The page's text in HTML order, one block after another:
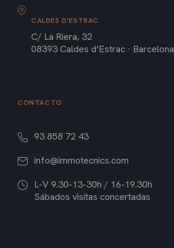
CALDES D'ESTRAC
C/ La Riera, 32
08393 Caldes d’Estrac · Barcelona
CONTACTO
93 858 72 43
info@immotecnics.com
L-V 9.30-13-30h / 16-19.30h
Sábados visitas concertadas